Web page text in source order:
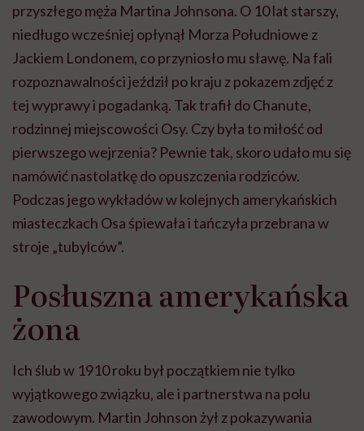
przyszłego męża Martina Johnsona. O 10 lat starszy,
niedługo wcześniej opłynął Morza Południowe z
Jackiem Londonem, co przyniosło mu sławę. Na fali
rozpoznawalności jeździł po kraju z pokazem zdjęć z
tej wyprawy i pogadanką. Tak trafił do Chanute,
rodzinnej miejscowości Osy. Czy była to miłość od
pierwszego wejrzenia? Pewnie tak, skoro udało mu się
namówić nastolatkę do opuszczenia rodziców.
Podczas jego wykładów w kolejnych amerykańskich
miasteczkach Osa śpiewała i tańczyła przebrana w
stroje „tubylców”.
Posłuszna amerykańska
żona
Ich ślub w 1910 roku był początkiem nie tylko
wyjątkowego związku, ale i partnerstwa na polu
zawodowym. Martin Johnson żył z pokazywania